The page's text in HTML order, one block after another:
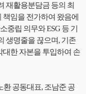
재활용분담금 등의 최
임을 전가하여 왔음에
중립 의무와 ESG 등 기
생명줄을 끊으며, 기존
한 자본을 투입하여 손
공동대표, 조남준 공